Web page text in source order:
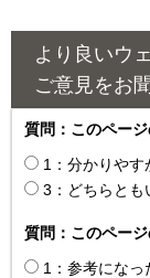
より良いウ
ご意見をお
質問：このペー
1：分かりやす
3：どちらとも
質問：このペー
1：参考になっ